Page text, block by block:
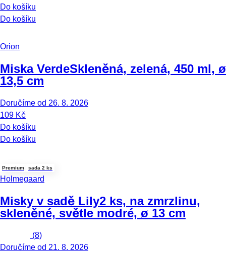
Do košíku
Do košíku
Orion
Miska VerdeSkleněná, zelená, 450 ml, ø
13,5 cm
Doručíme od 26. 8. 2026
109 Kč
Do košíku
Do košíku
Premium sada 2 ks
Holmegaard
Misky v sadě Lily2 ks, na zmrzlinu,
skleněné, světle modré, ø 13 cm
(8)
Doručíme od 21. 8. 2026